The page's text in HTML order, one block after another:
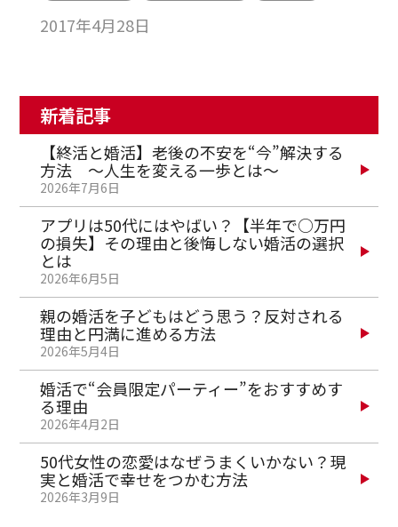
2017年4月28日
新着記事
【終活と婚活】老後の不安を“今”解決する
方法 ～人生を変える一歩とは～
2026年7月6日
アプリは50代にはやばい？【半年で○万円
の損失】その理由と後悔しない婚活の選択
とは
2026年6月5日
親の婚活を子どもはどう思う？反対される
理由と円満に進める方法
2026年5月4日
婚活で“会員限定パーティー”をおすすめす
る理由
2026年4月2日
50代女性の恋愛はなぜうまくいかない？現
実と婚活で幸せをつかむ方法
2026年3月9日